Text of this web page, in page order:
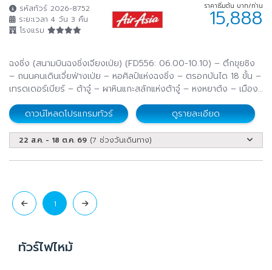
กุ้ยหยาง
12 โปรแกรม
เฟิ่งหวง
8 โปรแกรม
ต้าหลี่
44 โปรแกรม
แชงกรีล่า
5 โปรแกรม
ย่าติง
4 โปรแกรม
สี่ดรุณี
60 โปรแกรม
หยางซั่ว ทิเบต
กวางโจว
15 โปรแกรม
11 โปรแกรม
รหัสทัวร์ 2026-8752
ระยะเวลา 4 วัน 3 คืน
โรงแรม
ราคาเริ่มต้น บาท/ท่าน
15,888
ฉงชิ่ง (สนามบินฉงชิ่งเจียงเป่ย) (FD556: 06.00-10.10) – ตึกขุยซิง
– ถนนคนเดินเจี่ยฟ่างเป่ย – หอศิลป์แห่งฉงชิ่ง – ตรอกบันได 18 ขั้น –
เทรดเดอร์เบียร์ – ต้าจู๋ – ผาหินแกะสลักแห่งต้าจู๋ – หงหยาต้ง – เมือง
โบราณฉือชี่โข่ว – ตรอกโบราณเซี่ยฮ่าวหลี่ – จัตุรัสราฟเฟิล – อิสระ
กิจกรรมเต็มวัน
ดาวน์โหลดโปรแกรมทัวร์ ดูรายละเอียด
22 ส.ค. - 18 ต.ค. 69 (7 ช่วงวันเดินทาง)
1
ทัวร์ไฟไหม้